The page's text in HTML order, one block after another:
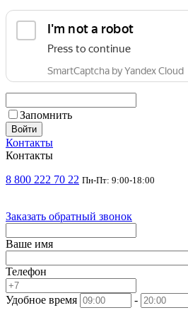
Запомнить
Войти
Контакты
Контакты
8 800 222 70 22 Пн-Пт: 9:00-18:00
Заказать обратный звонок
Ваше имя
Телефон
Удобное время -